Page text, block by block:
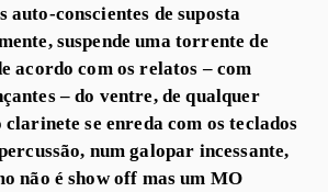
auto-conscientes de suposta
suspende uma torrente de
acordo com os relatos – com
– do ventre, de qualquer
se enreda com os teclados
num galopar incessante,
não é show off mas um MO